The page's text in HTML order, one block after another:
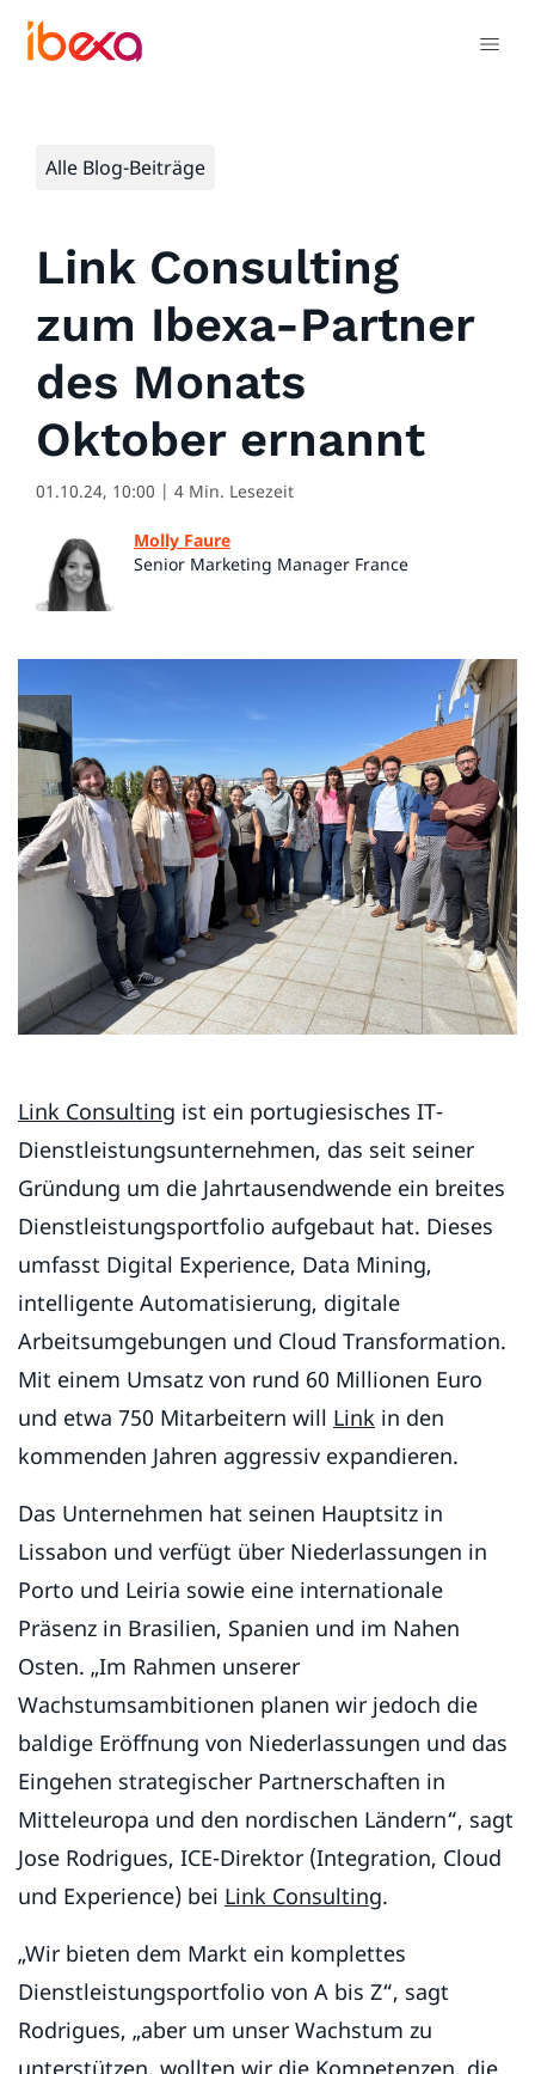
Alle Blog-Beiträge
Link Consulting
zum Ibexa-Partner
des Monats
Oktober ernannt
01.10.24, 10:00 | 4 Min. Lesezeit
Molly Faure
Senior Marketing Manager France
Link Consulting ist ein portugiesisches IT-
Dienstleistungsunternehmen, das seit seiner
Gründung um die Jahrtausendwende ein breites
Dienstleistungsportfolio aufgebaut hat. Dieses
umfasst Digital Experience, Data Mining,
intelligente Automatisierung, digitale
Arbeitsumgebungen und Cloud Transformation.
Mit einem Umsatz von rund 60 Millionen Euro
und etwa 750 Mitarbeitern will Link in den
kommenden Jahren aggressiv expandieren.
Das Unternehmen hat seinen Hauptsitz in
Lissabon und verfügt über Niederlassungen in
Porto und Leiria sowie eine internationale
Präsenz in Brasilien, Spanien und im Nahen
Osten. „Im Rahmen unserer
Wachstumsambitionen planen wir jedoch die
baldige Eröffnung von Niederlassungen und das
Eingehen strategischer Partnerschaften in
Mitteleuropa und den nordischen Ländern“, sagt
Jose Rodrigues, ICE-Direktor (Integration, Cloud
und Experience) bei Link Consulting.
„Wir bieten dem Markt ein komplettes
Dienstleistungsportfolio von A bis Z“, sagt
Rodrigues, „aber um unser Wachstum zu
unterstützen, wollten wir die Kompetenzen, die